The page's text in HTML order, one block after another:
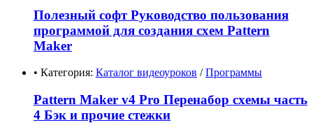
Полезный софт Руководство пользования
программой для создания схем Pattern
Maker
• Категория: Каталог видеоуроков /Программы
Pattern Maker v4 Pro Перенабор схемы часть
4 Бэк и прочие стежки